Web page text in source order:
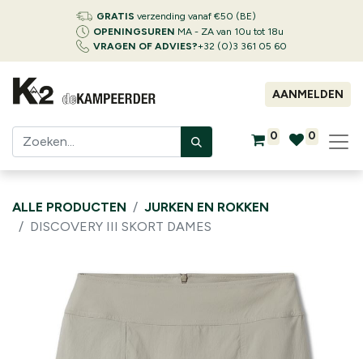
GRATIS verzending vanaf €50 (BE)
OPENINGSUREN MA - ZA van 10u tot 18u
VRAGEN OF ADVIES?+32 (0)3 361 05 60
AANMELDEN
0 0
ALLE PRODUCTEN
JURKEN EN ROKKEN
DISCOVERY III SKORT DAMES